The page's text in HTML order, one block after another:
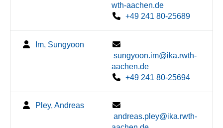
wth-aachen.de
+49 241 80-25689
Im, Sungyoon
sungyoon.im@ika.rwth-
aachen.de
+49 241 80-25694
Pley, Andreas
andreas.pley@ika.rwth-